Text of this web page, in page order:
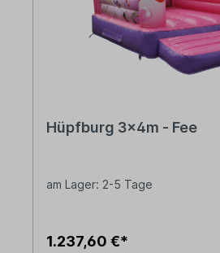
Hüpfburg 3x4m - Fee
am Lager: 2-5 Tage
1.237,60 €*